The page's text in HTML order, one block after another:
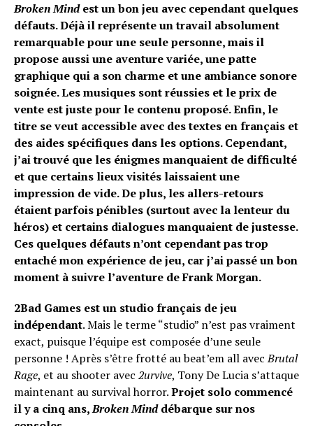
Broken Mindest un bon jeu avec cependant quelques
défauts. Déjà il représente un travail absolument
remarquable pour une seule personne, mais il
propose aussi une aventure variée, une patte
graphique qui a son charme et une ambiance sonore
soignée. Les musiques sont réussies et le prix de
vente est juste pour le contenu proposé. Enfin, le
titre se veut accessible avec des textes en français et
des aides spécifiques dans les options. Cependant,
j’ai trouvé que les énigmes manquaient de difficulté
et que certains lieux visités laissaient une
impression de vide. De plus, les allers-retours
étaient parfois pénibles (surtout avec la lenteur du
héros) et certains dialogues manquaient de justesse.
Ces quelques défauts n’ont cependant pas trop
entaché mon expérience de jeu, car j’ai passé un bon
moment à suivre l’aventure de Frank Morgan.
2Bad Games est un studio français de jeu
indépendant. Mais le terme “studio” n’est pas vraiment
exact, puisque l’équipe est composée d’une seule
personne ! Après s’être frotté au beat’em all avecBrutal
Rage, et au shooter avec 2urvive, Tony De Lucia s’attaque
maintenant au survival horror.Projet solo commencé
il y a cinq ans,Broken Minddébarque sur nos